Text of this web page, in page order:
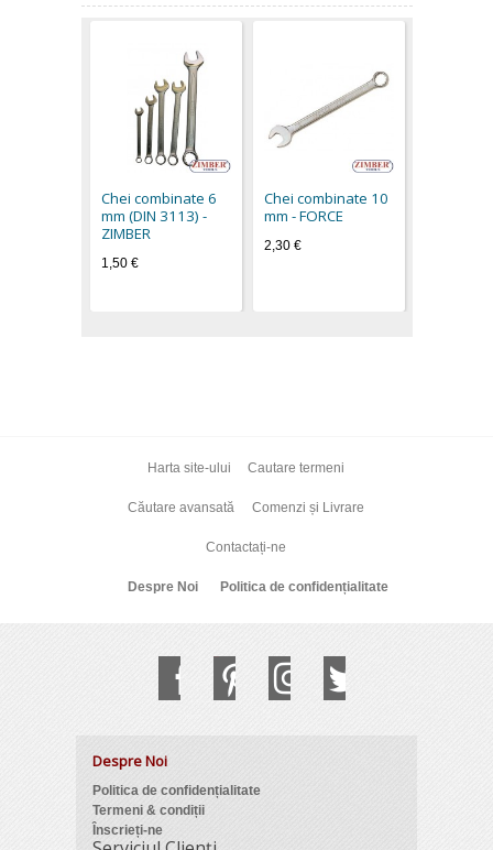
Chei combinate 6
mm (DIN 3113) -
ZIMBER
1,50 €
Chei combinate 10
mm - FORCE
2,30 €
Harta site-ului Cautare termeni
Căutare avansată Comenzi și Livrare
Contactați-ne
Despre Noi Politica de confidențialitate
Despre Noi
Politica de confidențialitate
Termeni & condiții
Înscrieți-ne